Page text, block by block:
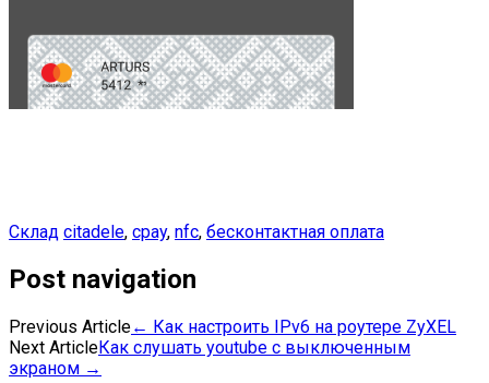
Склад citadele, cpay, nfc, бесконтактная оплата
Post navigation
Previous Article← Как настроить IPv6 на роутере ZyXEL
Next ArticleКак слушать youtube с выключенным
экраном →